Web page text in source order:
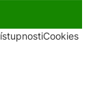
Cookies